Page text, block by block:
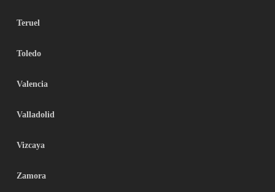
Teruel
Toledo
Valencia
Valladolid
Vizcaya
Zamora